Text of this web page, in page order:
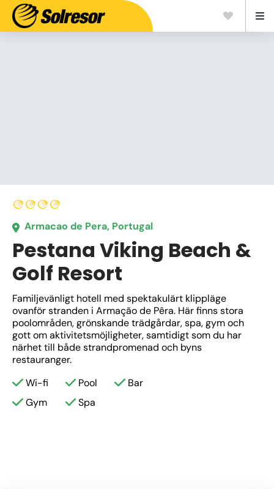
Armacao de Pera, Portugal
Pestana Viking Beach &
Golf Resort
Familjevänligt hotell med spektakulärt klippläge
ovanför stranden i Armação de Pêra. Här finns stora
poolområden, grönskande trädgårdar, spa, gym och
gott om aktivitetsmöjligheter, samtidigt som du har
närhet till både strandpromenad och byns
restauranger.
Wi-fi
Pool
Bar
Gym
Spa